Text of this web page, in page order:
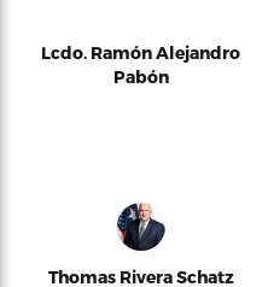
Lcdo. Ramón Alejandro
Pabón
Thomas Rivera Schatz